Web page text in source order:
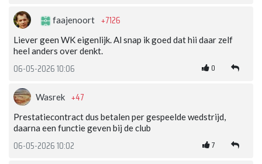
faajenoort +7126
Liever geen WK eigenlijk. Al snap ik goed dat hii daar zelf
heel anders over denkt.
06-05-2026 10:06 0
Wasrek +47
Prestatiecontract dus betalen per gespeelde wedstrijd,
daarna een functie geven bij de club
06-05-2026 10:02 7